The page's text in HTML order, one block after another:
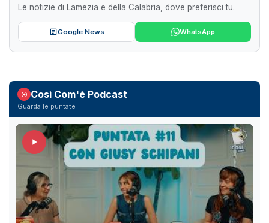
Le notizie di Lamezia e della Calabria, dove preferisci tu.
Google News WhatsApp
Così Com'è Podcast
Guarda le puntate